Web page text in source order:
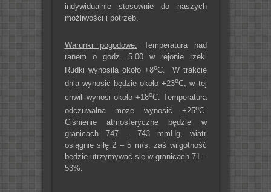
indywidualnie stosownie do naszych
możliwości i potrzeb.
Warunki pogodowe: Temperatura nad
ranem o godz. 5.00 w rejonie rzeki
Rudki wynosiła około +8oC. W trakcie
dnia wynosić będzie około +23oC, w tej
chwili wynosi około +18oC. Temperatura
odczuwalna może wynosić +25oC.
Ciśnienie atmosferyczne będzie w
granicach 747 – 743 mmHg, wiatr
osiągnie siłę 2 – 5 m/s, zaś wilgotność
będzie utrzymywać się w granicach 71 –
53%.